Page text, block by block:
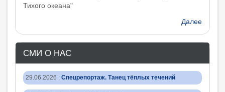
Тихого океана"
Далее
СМИ О НАС
29.06.2026 : Спецрепортаж. Танец тёплых течений